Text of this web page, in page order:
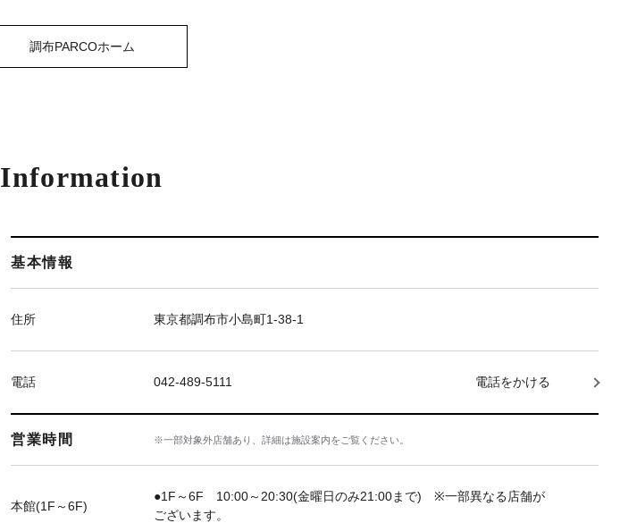
調布PARCOホーム
Information
基本情報
住所 東京都調布市小島町1-38-1
電話 042-489-5111 電話をかける
営業時間 ※一部対象外店舗あり、詳細は施設案内をご覧ください。
本館(1F～6F)
●1F～6F 10:00～20:30(金曜日のみ21:00まで) ※一部異なる店舗が
ございます。